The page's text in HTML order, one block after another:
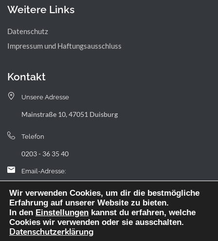
Weitere Links
Datenschutz
Impressum und Haftungsausschluss
Kontakt
Unsere Adresse
Mainstraße 10, 47051 Duisburg
Telefon
0203 - 36 35 40
Email-Adresse:
landfermann.gymnasium[at]stadt-duisburg.de
Wir verwenden Cookies, um dir die bestmögliche
Erfahrung auf unserer Website zu bieten.
In den Einstellungen kannst du erfahren, welche
Cookies wir verwenden oder sie ausschalten.
Datenschutzerklärung